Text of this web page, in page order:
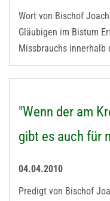
Wort von Bischof
Gläubigen im Bistum
Missbrauchs innerhalb
"Wenn der am
gibt es auch für
04.04.2010
Predigt von Bischof